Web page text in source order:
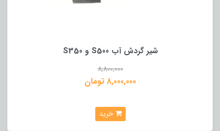
شیر گردش آب S500 و S350
8,800,000
8,000,000 تومان
خرید